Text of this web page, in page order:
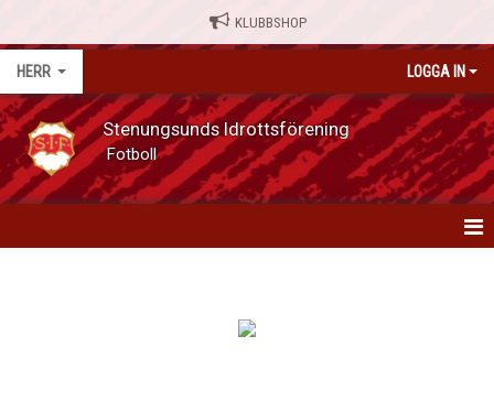
KLUBBSHOP
HERR LOGGA IN
Stenungsunds Idrottsförening
Fotboll